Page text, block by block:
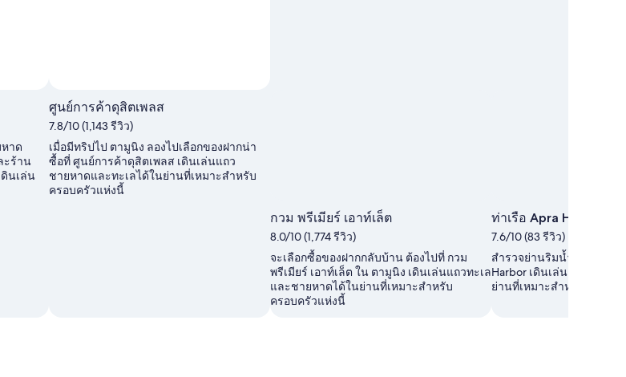
าด
ะร้าน
นเล่น
ภาพ
สาธารณะ
โดย
Jsama
ศูนย์การค้าดุสิตเพลส
7.8/10 (1,143 รีวิว)
เมื่อมีทริปไป ตามูนิง ลองไปเลือกของฝากน่า
ซื้อที่ ศูนย์การค้าดุสิตเพลส เดินเล่นแถว
ชายหาดและทะเลได้ในย่านที่เหมาะสำหรับ
ครอบครัวแห่งนี้
กวม พรีเมียร์ เอาท์เล็ต
8.0/10 (1,774 รีวิว)
จะเลือกซื้อของฝากกลับบ้าน ต้องไปที่ กวม
พรีเมียร์ เอาท์เล็ต ใน ตามูนิง เดินเล่นแถวทะเล
และชายหาดได้ในย่านที่เหมาะสำหรับ
ครอบครัวแห่งนี้
ท่าเรือ Apra Harbor
7.6/10 (83 รีวิว)
สำรวจย่านริมน้ำดีๆ ใน พิติ
Harbor เดินเล่นแถวชายห
ย่านที่เหมาะสำหรับครอบค